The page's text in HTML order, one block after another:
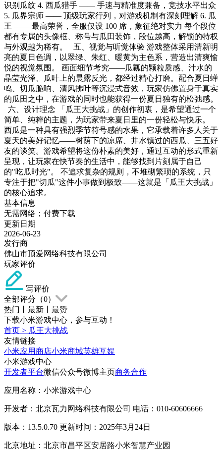
识别瓜纹 4. 西瓜猎手 —— 手速与精准度兼备，竞技水平出众
5. 瓜界宗师 —— 顶级玩家行列，对游戏机制有深刻理解 6. 瓜
王 —— 最高荣誉，全服仅设 100 席，象征绝对实力 每个段位
都有专属的头像框、称号与瓜田装饰，段位越高，解锁的特权
与外观越为稀有。 五、视觉与听觉体验 游戏整体采用清新明
亮的夏日色调，以翠绿、朱红、暖黄为主色系，营造出清爽愉
悦的视觉氛围。 画面细节考究——瓜瓤的颗粒质感、汁水的
晶莹光泽、瓜叶上的晨露反光，都经过精心打磨。配合夏日蝉
鸣、切瓜脆响、清风拂叶等沉浸式音效，玩家仿佛置身于真实
的瓜田之中，在游戏的同时也能获得一份夏日独有的松弛感。
六、设计理念 「瓜王大挑战」的创作初衷，是希望通过一个
简单、纯粹的主题，为玩家带来夏日里的一份轻松与快乐。
西瓜是一种具有强烈季节符号感的水果，它承载着许多人关于
夏天的美好记忆——树荫下的凉席、井水镇过的西瓜、三五好
友的谈笑。游戏希望将这份朴素的美好，通过互动的形式重新
呈现，让玩家在快节奏的生活中，能够找到片刻属于自己
的"吃瓜时光"。 不追求复杂的规则，不堆砌繁琐的系统，只
专注于把"切瓜"这件小事做到极致——这就是「瓜王大挑战」
的核心追求。
基本信息
无需网络；付费下载
更新日期
2026-06-23
发行商
佛山市顶爱网络科技有限公司
玩家评价
写评价
全部评分（0）
热门
最新
最赞
下载小米游戏中心，参与互动！
首页 > 瓜王大挑战
友情链接
小米应用商店小米商城英雄互娱
小米游戏中心
开发者平台微信公众号微博主页商务合作
应用名称：小米游戏中心
开发者：北京瓦力网络科技有限公司 电话：010-60606666
版本：13.5.0.70 更新时间：2025年3月24日
北京地址：北京市昌平区安居路小米智慧产业园